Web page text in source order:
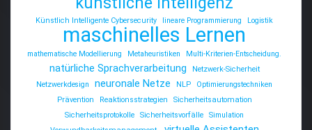
Künstlich Intelligente Cybersecurity lineare Programmierung Logistik
maschinelles Lernen
mathematische Modellierung Metaheuristiken Multi-Kriterien-Entscheidung.
natürliche Sprachverarbeitung
Netzwerk-Sicherheit
Netzwerkdesign
neuronale Netze NLP
Optimierungstechniken
Prävention
Reaktionsstrategien
Sicherheitsautomation
Sicherheitsprotokolle
Sicherheitsvorfälle
Simulation